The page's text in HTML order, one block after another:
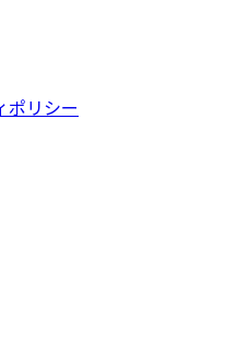
ポリシー